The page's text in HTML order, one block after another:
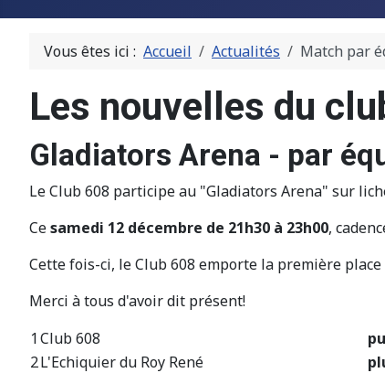
Vous êtes ici : Accueil Actualités Match par
Les nouvelles du
Gladiators Arena - par
Le Club 608 participe au "Gladiators Arena" sur
Cesamedi 12 décembre de 21h30 à 23h00,
Cette fois-ci, le Club 608 emporte la première place
Merci à tous d'avoir dit présent!
1Club 608
2L'Echiquier du Roy René